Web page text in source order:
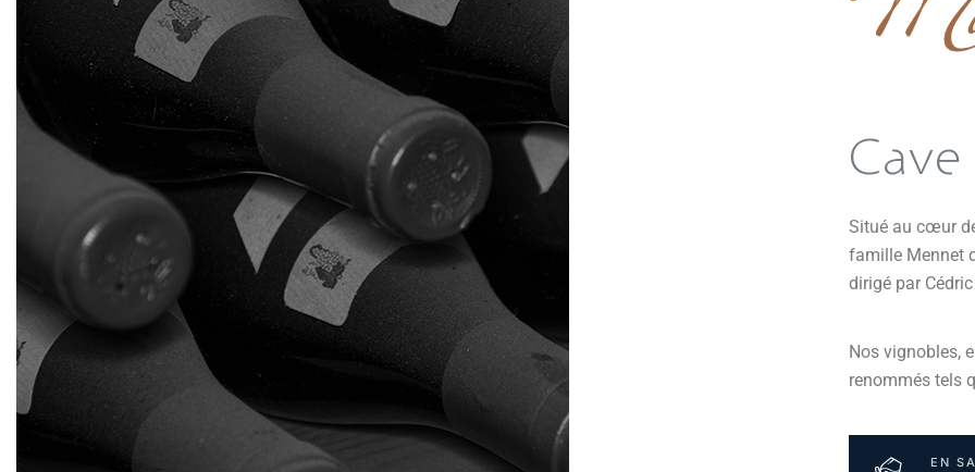
Situé au cœur
famille Mennet
dirigé par
Nos vignobles,
renommés tels
EN